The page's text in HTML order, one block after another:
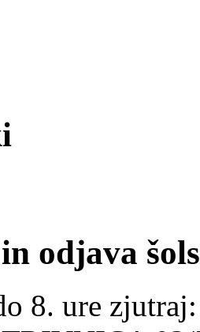
odjava
8. ure